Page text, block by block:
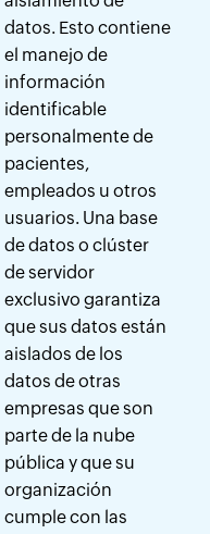
datos. Esto contiene
el manejo de
información
identificable
personalmente de
pacientes,
empleados u otros
usuarios. Una base
de datos o clúster
de servidor
exclusivo garantiza
que sus datos están
aislados de los
datos de otras
empresas que son
parte de la nube
pública y que su
organización
cumple con las